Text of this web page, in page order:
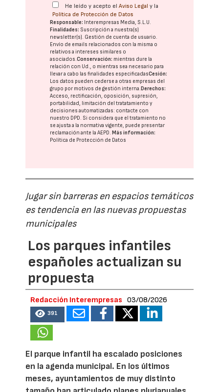
He leído y acepto elAviso Legal y la
Política de Protección de Datos
Responsable: Interempresas Media, S.L.U.
Finalidades: Suscripción a nuestra(s)
newsletter(s). Gestión de cuenta de usuario.
Envío de emails relacionados con la misma o
relativos a intereses similares o
asociados.Conservación: mientras dure la
relación con Ud., o mientras sea necesario para
llevar a cabo las finalidades especificadasCesión:
Los datos pueden cederse a otras empresas del
grupo por motivos de gestión interna. Derechos:
Acceso, rectificación, oposición, supresión,
portabilidad, limitación del tratatamiento y
decisiones automatizadas: contacte con
nuestro DPD. Si considera que el tratamiento no
se ajusta a la normativa vigente, puede presentar
reclamación ante laAEPD. Más información:
Política de Protección de Datos
Jugar sin barreras en espacios temáticos
es tendencia en las nuevas propuestas
municipales
Los parques infantiles
españoles actualizan su
propuesta
Redacción Interempresas 03/08/2026
391
El parque infantil ha escalado posiciones
en la agenda municipal. En los últimos
meses, ayuntamientos de muy distinto